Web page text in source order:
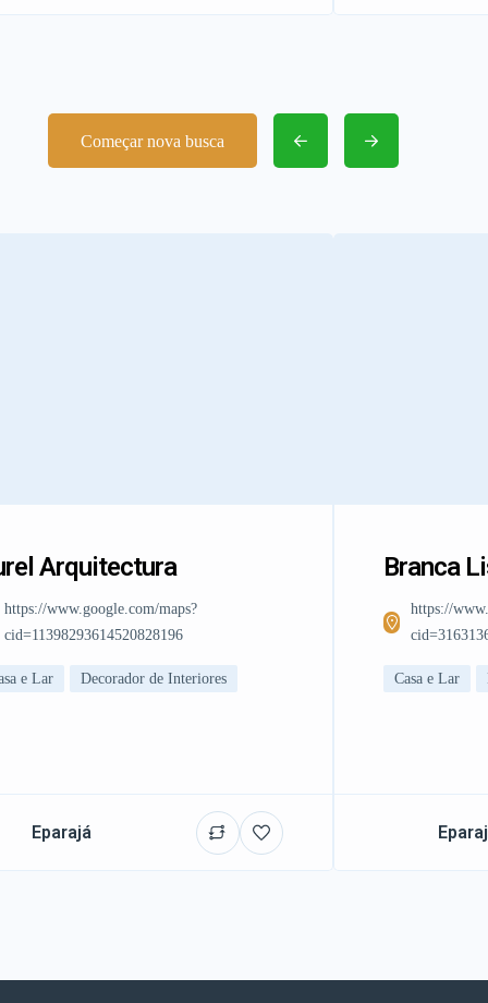
Começar nova busca
Arquitectura
https://www.google.com/maps?
cid=11398293614520828196
e Lar Decorador de Interiores
Eparajá
Branca
https://
Casa e Lar